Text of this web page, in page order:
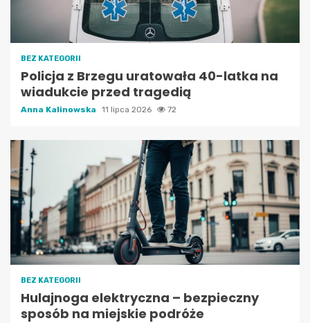
BEZ KATEGORII
Policja z Brzegu uratowała 40-latka na
wiadukcie przed tragedią
Anna Kalinowska 11 lipca 2026 72
BEZ KATEGORII
Hulajnoga elektryczna – bezpieczny
sposób na miejskie podróże